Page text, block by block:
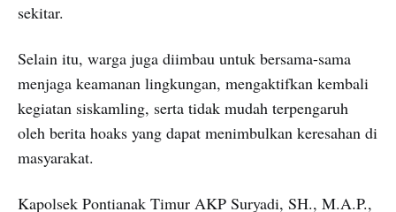
sekitar.
Selain itu, warga juga diimbau untuk bersama-sama
menjaga keamanan lingkungan, mengaktifkan kembali
kegiatan siskamling, serta tidak mudah terpengaruh
oleh berita hoaks yang dapat menimbulkan keresahan di
masyarakat.
Kapolsek Pontianak Timur AKP Suryadi, SH., M.A.P.,